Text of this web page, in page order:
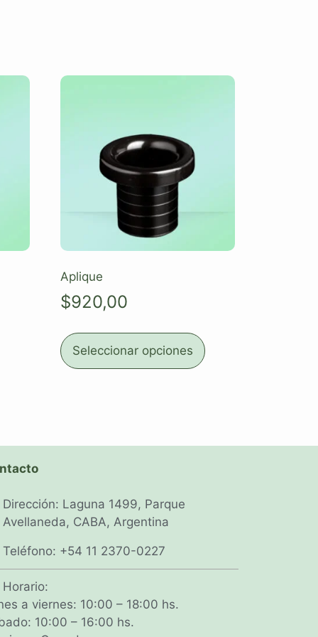
Aplique
$920,00
Seleccionar opciones
Dirección: Laguna 1499, Parque
Avellaneda, CABA, Argentina
Teléfono: +54 11 2370-0227
Horario:
a viernes: 10:00 – 18:00 hs.
10:00 – 16:00 hs.